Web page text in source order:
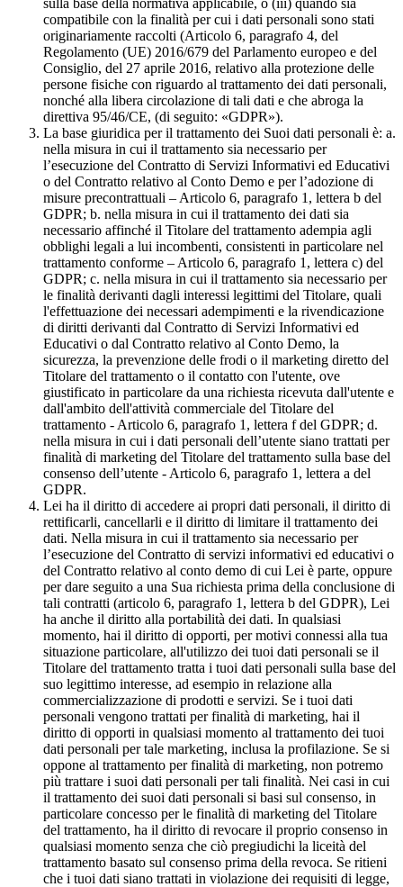
sulla base della normativa applicabile, o (iii) quando sia
compatibile con la finalità per cui i dati personali sono stati
originariamente raccolti (Articolo 6, paragrafo 4, del
Regolamento (UE) 2016/679 del Parlamento europeo e del
Consiglio, del 27 aprile 2016, relativo alla protezione delle
persone fisiche con riguardo al trattamento dei dati personali,
nonché alla libera circolazione di tali dati e che abroga la
direttiva 95/46/CE, (di seguito: «GDPR»).
La base giuridica per il trattamento dei Suoi dati personali è: a.
nella misura in cui il trattamento sia necessario per
l’esecuzione del Contratto di Servizi Informativi ed Educativi
o del Contratto relativo al Conto Demo e per l’adozione di
misure precontrattuali – Articolo 6, paragrafo 1, lettera b del
GDPR; b. nella misura in cui il trattamento dei dati sia
necessario affinché il Titolare del trattamento adempia agli
obblighi legali a lui incombenti, consistenti in particolare nel
trattamento conforme – Articolo 6, paragrafo 1, lettera c) del
GDPR; c. nella misura in cui il trattamento sia necessario per
le finalità derivanti dagli interessi legittimi del Titolare, quali
l'effettuazione dei necessari adempimenti e la rivendicazione
di diritti derivanti dal Contratto di Servizi Informativi ed
Educativi o dal Contratto relativo al Conto Demo, la
sicurezza, la prevenzione delle frodi o il marketing diretto del
Titolare del trattamento o il contatto con l'utente, ove
giustificato in particolare da una richiesta ricevuta dall'utente e
dall'ambito dell'attività commerciale del Titolare del
trattamento - Articolo 6, paragrafo 1, lettera f del GDPR; d.
nella misura in cui i dati personali dell’utente siano trattati per
finalità di marketing del Titolare del trattamento sulla base del
consenso dell’utente - Articolo 6, paragrafo 1, lettera a del
GDPR.
Lei ha il diritto di accedere ai propri dati personali, il diritto di
rettificarli, cancellarli e il diritto di limitare il trattamento dei
dati. Nella misura in cui il trattamento sia necessario per
l’esecuzione del Contratto di servizi informativi ed educativi o
del Contratto relativo al conto demo di cui Lei è parte, oppure
per dare seguito a una Sua richiesta prima della conclusione di
tali contratti (articolo 6, paragrafo 1, lettera b del GDPR), Lei
ha anche il diritto alla portabilità dei dati. In qualsiasi
momento, hai il diritto di opporti, per motivi connessi alla tua
situazione particolare, all'utilizzo dei tuoi dati personali se il
Titolare del trattamento tratta i tuoi dati personali sulla base del
suo legittimo interesse, ad esempio in relazione alla
commercializzazione di prodotti e servizi. Se i tuoi dati
personali vengono trattati per finalità di marketing, hai il
diritto di opporti in qualsiasi momento al trattamento dei tuoi
dati personali per tale marketing, inclusa la profilazione. Se si
oppone al trattamento per finalità di marketing, non potremo
più trattare i suoi dati personali per tali finalità. Nei casi in cui
il trattamento dei suoi dati personali si basi sul consenso, in
particolare concesso per le finalità di marketing del Titolare
del trattamento, ha il diritto di revocare il proprio consenso in
qualsiasi momento senza che ciò pregiudichi la liceità del
trattamento basato sul consenso prima della revoca. Se ritieni
che i tuoi dati siano trattati in violazione dei requisiti di legge,